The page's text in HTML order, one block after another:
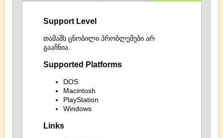
Support Level
თამაშს ცნობილი პრობლემები არ
გააჩნია.
Supported Platforms
DOS
Macintosh
PlayStation
Windows
Links